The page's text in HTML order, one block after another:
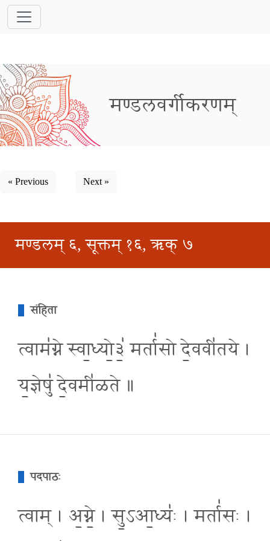
मण्डलवर्गीकरणम्
« Previous Next »
मण्डलम् ६, सूक्तम् १६, ऋक् ७
संहिता
त्वाम॑ग्ने स्वा॒ध्यो॒३॒॑ मर्ता॑सो दे॒ववी॑तये ।
य॒ज्ञेषु॑ दे॒वमी॑ळते ॥
पदपाठः
त्वाम् । अ॒ग्ने॒ । सु॒ऽआ॒ध्यः॑ । मर्ता॑सः ।